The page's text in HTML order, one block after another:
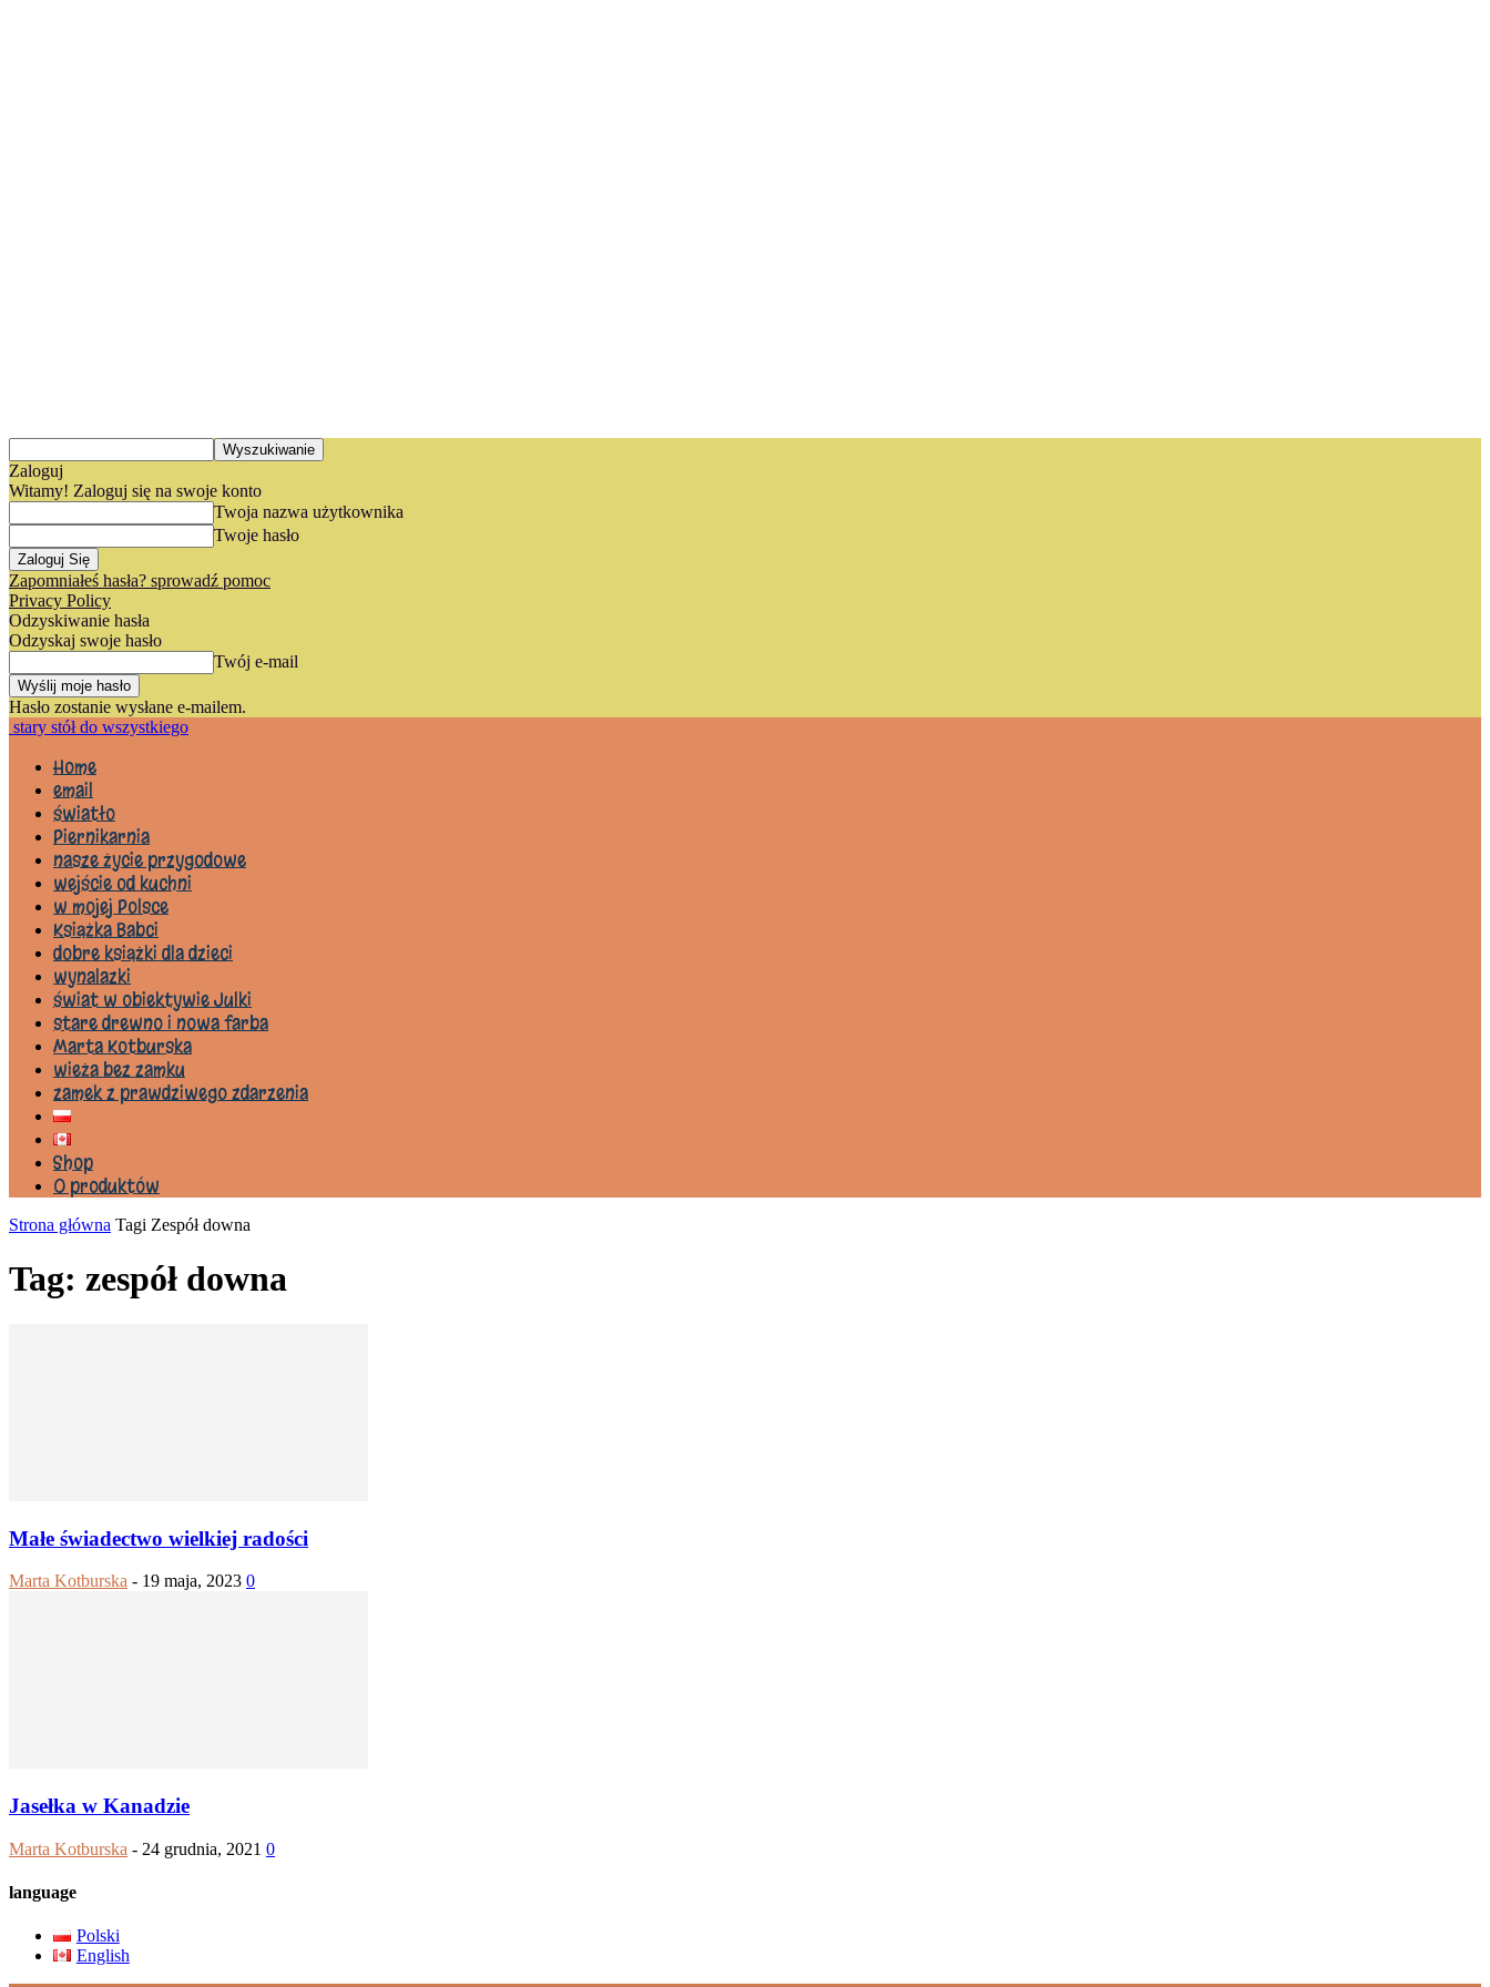
Zaloguj
Witamy! Zaloguj się na swoje konto
Twoja nazwa użytkownika
Twoje hasło
Zapomniałeś hasła? sprowadź pomoc
Privacy Policy
Odzyskiwanie hasła
Odzyskaj swoje hasło
Twój e-mail
Hasło zostanie wysłane e-mailem.
stary stół do wszystkiego
Home
email
światło
Piernikarnia
nasze życie przygodowe
wejście od kuchni
w mojej Polsce
Książka Babci
dobre książki dla dzieci
wynalazki
świat w obiektywie Julki
stare drewno i nowa farba
Marta Kotburska
wieża bez zamku
zamek z prawdziwego zdarzenia
Shop
0 produktów
Strona główna Tagi Zespół downa
Tag: zespół downa
Małe świadectwo wielkiej radości
Marta Kotburska - 19 maja, 2023 0
Jasełka w Kanadzie
Marta Kotburska - 24 grudnia, 2021 0
language
Polski
English